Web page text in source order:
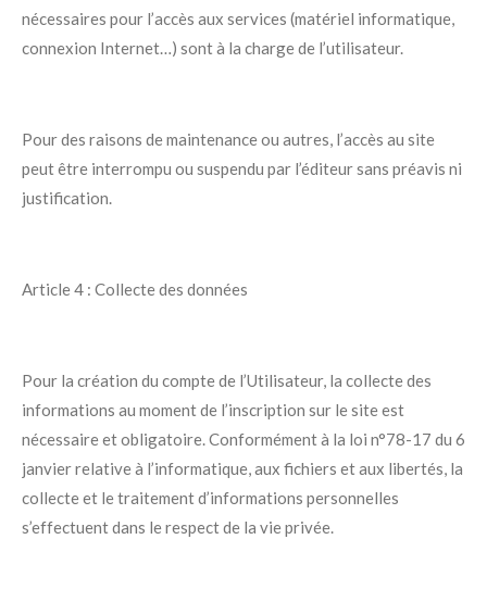
nécessaires pour l’accès aux services (matériel informatique,
connexion Internet…) sont à la charge de l’utilisateur.
Pour des raisons de maintenance ou autres, l’accès au site
peut être interrompu ou suspendu par l’éditeur sans préavis ni
justification.
Article 4 : Collecte des données
Pour la création du compte de l’Utilisateur, la collecte des
informations au moment de l’inscription sur le site est
nécessaire et obligatoire. Conformément à la loi n°78-17 du 6
janvier relative à l’informatique, aux fichiers et aux libertés, la
collecte et le traitement d’informations personnelles
s’effectuent dans le respect de la vie privée.